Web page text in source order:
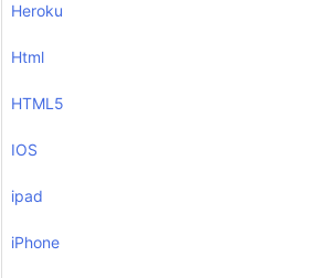
Heroku
Html
HTML5
IOS
ipad
iPhone